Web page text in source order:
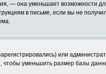
— она уменьшает возможности
в письме, если вы не
или
уменьшить размер базы